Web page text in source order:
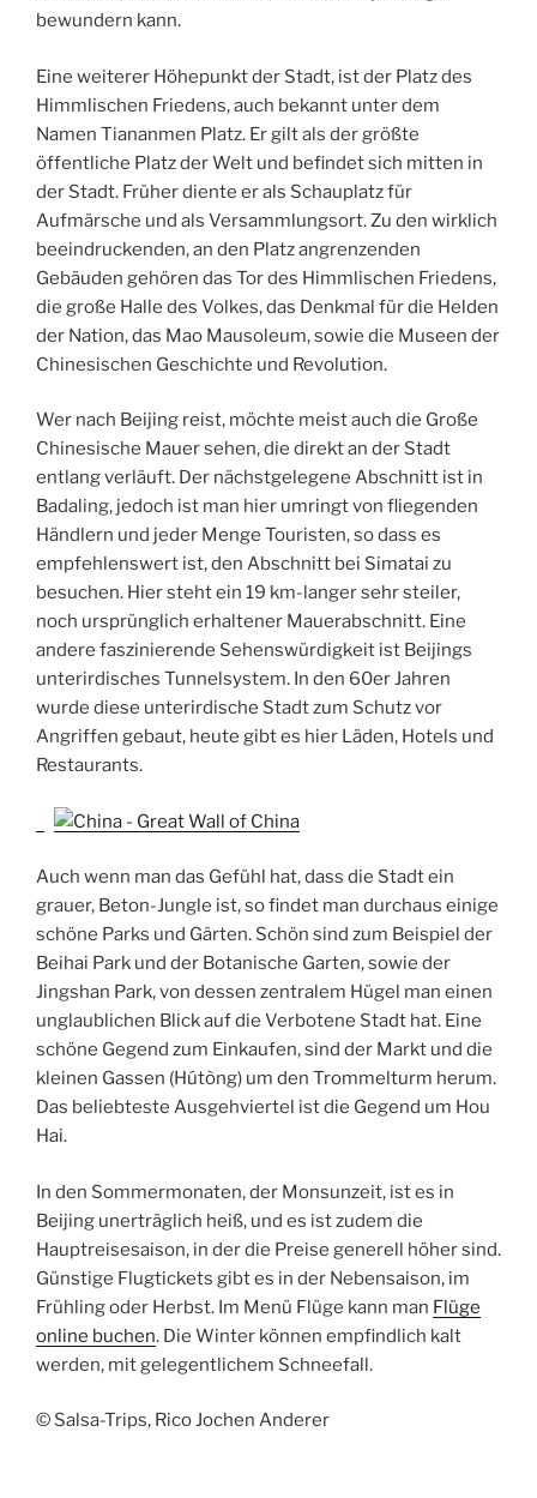
bewundern kann.
Eine weiterer Höhepunkt der Stadt, ist der Platz des
Himmlischen Friedens, auch bekannt unter dem
Namen Tiananmen Platz. Er gilt als der größte
öffentliche Platz der Welt und befindet sich mitten in
der Stadt. Früher diente er als Schauplatz für
Aufmärsche und als Versammlungsort. Zu den wirklich
beeindruckenden, an den Platz angrenzenden
Gebäuden gehören das Tor des Himmlischen Friedens,
die große Halle des Volkes, das Denkmal für die Helden
der Nation, das Mao Mausoleum, sowie die Museen der
Chinesischen Geschichte und Revolution.
Wer nach Beijing reist, möchte meist auch die Große
Chinesische Mauer sehen, die direkt an der Stadt
entlang verläuft. Der nächstgelegene Abschnitt ist in
Badaling, jedoch ist man hier umringt von fliegenden
Händlern und jeder Menge Touristen, so dass es
empfehlenswert ist, den Abschnitt bei Simatai zu
besuchen. Hier steht ein 19 km-langer sehr steiler,
noch ursprünglich erhaltener Mauerabschnitt. Eine
andere faszinierende Sehenswürdigkeit ist Beijings
unterirdisches Tunnelsystem. In den 60er Jahren
wurde diese unterirdische Stadt zum Schutz vor
Angriffen gebaut, heute gibt es hier Läden, Hotels und
Restaurants.
Auch wenn man das Gefühl hat, dass die Stadt ein
grauer, Beton-Jungle ist, so findet man durchaus einige
schöne Parks und Gärten. Schön sind zum Beispiel der
Beihai Park und der Botanische Garten, sowie der
Jingshan Park, von dessen zentralem Hügel man einen
unglaublichen Blick auf die Verbotene Stadt hat. Eine
schöne Gegend zum Einkaufen, sind der Markt und die
kleinen Gassen (Hútòng) um den Trommelturm herum.
Das beliebteste Ausgehviertel ist die Gegend um Hou
Hai.
In den Sommermonaten, der Monsunzeit, ist es in
Beijing unerträglich heiß, und es ist zudem die
Hauptreisesaison, in der die Preise generell höher sind.
Günstige Flugtickets gibt es in der Nebensaison, im
Frühling oder Herbst. Im Menü Flüge kann man Flüge
online buchen. Die Winter können empfindlich kalt
werden, mit gelegentlichem Schneefall.
© Salsa-Trips, Rico Jochen Anderer